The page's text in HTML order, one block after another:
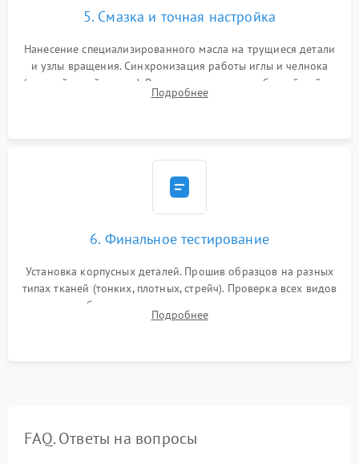
5. Смазка и точная настройка
Нанесение специализированного масла на трущиеся детали
и узлы вращения. Синхронизация работы иглы и челнока
(настройка таймингов). Регулировка высоты зубчатой рейки,
центровка игловодителя и калибровка натяжителей верхней
Подробнее
6. Финальное тестирование
Установка корпусных деталей. Прошив образцов на разных
типах тканей (тонких, плотных, стрейч). Проверка всех видов
строчек, работы реверса, выметывания петли и намотчика
шпульки. Контроль плавности хода и отсутствия
Подробнее
FAQ. Ответы на вопросы